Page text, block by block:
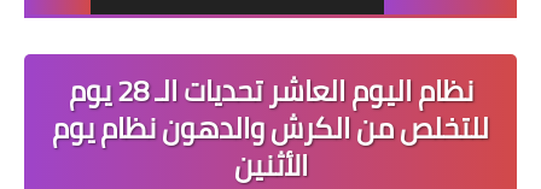
أنظمة المسابقات
نظام اليوم
نظام اليوم العاشر تحديات الـ 28 يوم
للتخلص من الكرش والدهون نظام يوم
الأثنين